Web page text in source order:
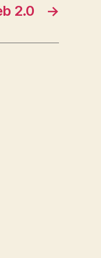
→
2.0